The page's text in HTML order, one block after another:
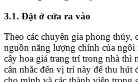
3.1. Đặt ở cửa ra vào
Theo các chuyên gia phong thủy,
nguồn năng lượng chính của ngôi
cây hoa giả trang trí trong nhà thì
cân nhắc đến vị trí này để thu hút